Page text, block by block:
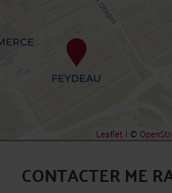
Leaflet | ©
CONTACTER ME